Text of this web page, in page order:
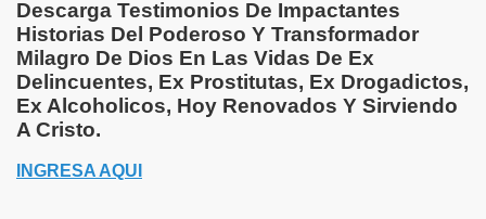
Descarga Testimonios De Impactantes
Historias Del Poderoso Y Transformador
Milagro De Dios En Las Vidas De Ex
Delincuentes, Ex Prostitutas, Ex Drogadictos,
Ex Alcoholicos, Hoy Renovados Y Sirviendo
A Cristo.
INGRESA AQUI